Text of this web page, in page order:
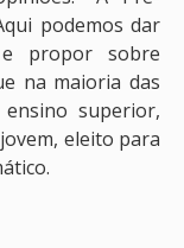
podemos dar
propor sobre
na maioria das
superior,
eleito para